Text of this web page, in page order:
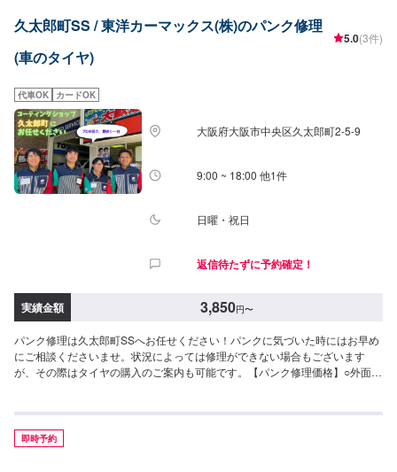
久太郎町SS / 東洋カーマックス(株)のパンク修理
(車のタイヤ)
5.0(3件)
代車OK カードOK
大阪府大阪市中央区久太郎町2-5-9
9:00 ~ 18:00 他1件
日曜・祝日
返信待たずに予約確定！
実績金額 3,850円〜
パンク修理は久太郎町SSへお任せください！パンクに気づいた時にはお早め
にご相談くださいませ。状況によっては修理ができない場合もございます
が、その際はタイヤの購入のご案内も可能です。【パンク修理価格】○外面修
即時予約